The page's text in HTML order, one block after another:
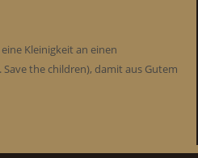
Kleinigkeit an einen
the children), damit aus Gutem